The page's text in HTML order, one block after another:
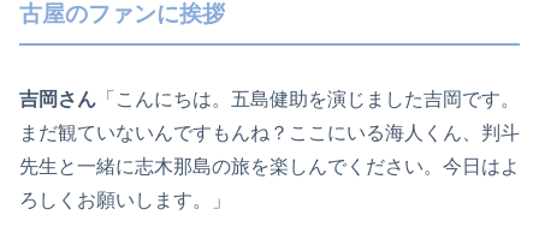
古屋のファンに挨拶
吉岡さん 「こんにちは。五島健助を演じました吉岡です。
まだ観ていないんですもんね？ここにいる海人くん、判斗
先生と一緒に志木那島の旅を楽しんでください。今日はよ
ろしくお願いします。」